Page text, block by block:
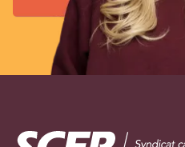
Image